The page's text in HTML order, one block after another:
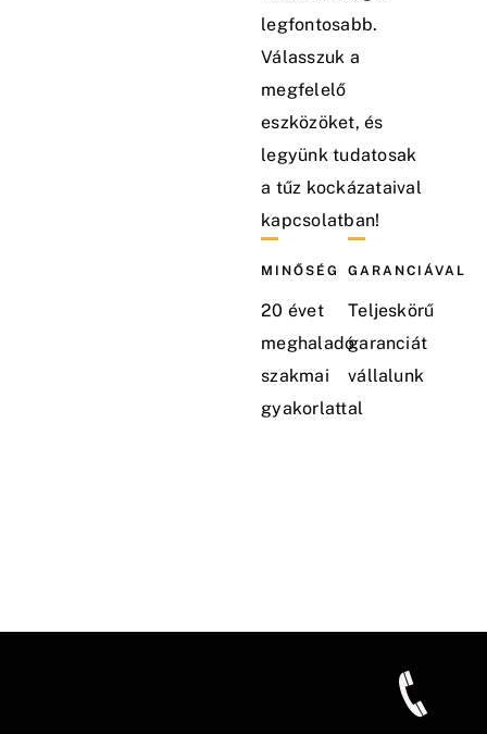
legfontosabb.
Válasszuk a
megfelelő
eszközöket, és
legyünk tudatosak
a tűz kockázataival
kapcsolatban!
MINŐSÉG
20 évet
meghaladó
szakmai
gyakorlattal
GARANCIÁVAL
Teljeskörű
garanciát
vállalunk